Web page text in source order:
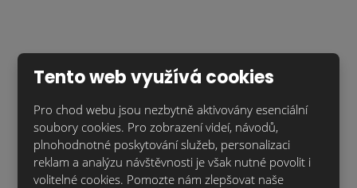
KLINKER PÁSEK NFP.červený (01)
PTPR00146
Tento web využívá cookies
Pro chod webu jsou nezbytně aktivovány esenciální
soubory cookies. Pro zobrazení videí, návodů,
plnohodnotné poskytování služeb, personalizaci
reklam a analýzu návštěvnosti je však nutné povolit i
volitelné cookies. Pomozte nám zlepšovat naše